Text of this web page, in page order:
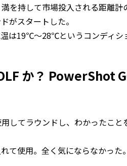
を持して市場投入される距離
がスタートした。
は19℃〜28℃というコンディシ
か？ PowerShot
してラウンドし、わかったこと
て使用。全く気にならなかった